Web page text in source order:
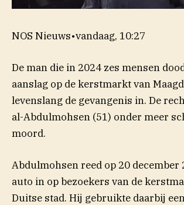
NOS Nieuws•vandaag, 10:27
De man die in 2024 zes mensen
aanslag op de kerstmarkt van
levenslang de gevangenis in. De
al-Abdulmohsen (51) onder meer
moord.
Abdulmohsen reed op 20 december
auto in op bezoekers van de
Duitse stad. Hij gebruikte daarbij